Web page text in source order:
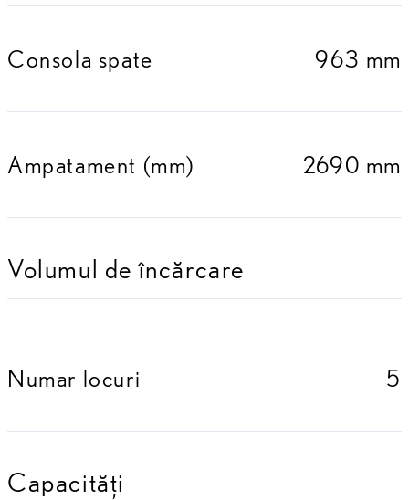
Consola spate 963 mm
Ampatament (mm) 2690 mm
Volumul de încărcare
Numar locuri 5
Capacități